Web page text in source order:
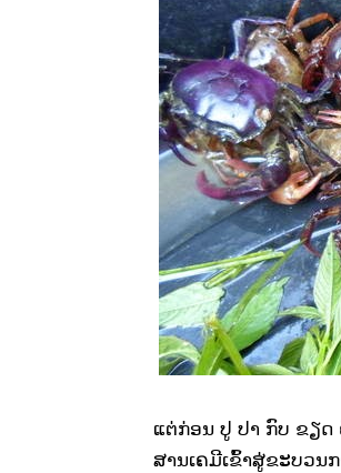
ແຕ່ກ່ອນ ປູ ປາ ກົບ ຂຽດ
ສານເຄມີເຂົ້າສູ່ຂະບວນ